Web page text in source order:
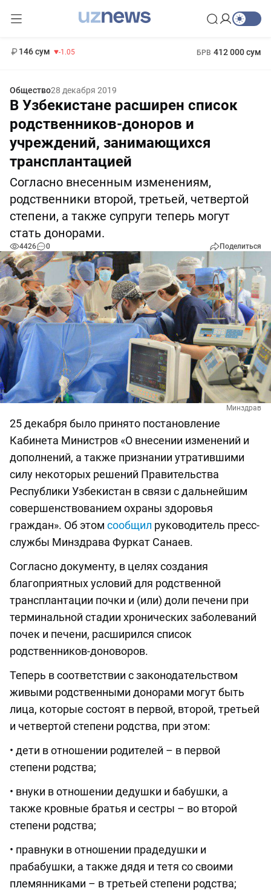
146 сум -1.05 БРВ 412 000 сум
Общество28 декабря 2019
В Узбекистане расширен список
родственников-доноров и
учреждений, занимающихся
трансплантацией
Согласно внесенным изменениям,
родственники второй, третьей, четвертой
степени, а также супруги теперь могут
стать донорами.
4426 0 Поделиться
Минздрав
25 декабря было принято постановление
Кабинета Министров «О внесении изменений и
дополнений, а также признании утратившими
силу некоторых решений Правительства
Республики Узбекистан в связи с дальнейшим
совершенствованием охраны здоровья
граждан». Об этом сообщил руководитель пресс-
службы Минздрава Фуркат Санаев.
Согласно документу, в целях создания
благоприятных условий для родственной
трансплантации почки и (или) доли печени при
терминальной стадии хронических заболеваний
почек и печени, расширился список
родственников-доноворов.
Теперь в соответствии с законодательством
живыми родственными донорами могут быть
лица, которые состоят в первой, второй, третьей
и четвертой степени родства, при этом:
• дети в отношении родителей – в первой
степени родства;
• внуки в отношении дедушки и бабушки, а
также кровные братья и сестры – во второй
степени родства;
• правнуки в отношении прадедушки и
прабабушки, а также дядя и тетя со своими
племянниками – в третьей степени родства;